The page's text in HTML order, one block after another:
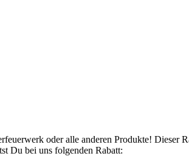
oder alle anderen Produkte!
Du bei uns folgenden Rabatt: